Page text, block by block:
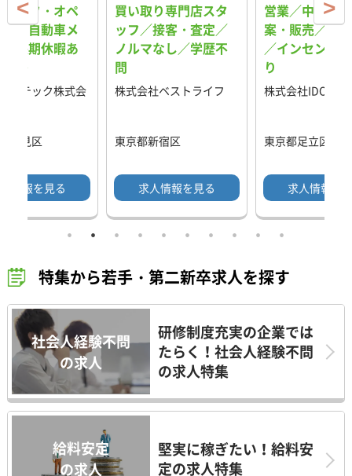
ッフ・オペ
／自動車メ
長期休暇あ
寮
・テック株式会
鶴見区
情報を見る
買い取り専門店スタ
ッフ／接客・査定／
ノルマなし／学歴不
問
株式会社ベストライフ
東京都新宿区
求人情報を見る
営業／中古車
案・販売／反
／インセンテ
り
株式会社IDOM
東京都足立区
求人情報を
特集から若手・第二新卒求人を探す
社会人経験不問
の求人
研修制度充実の企業では
たらく！社会人経験不問
の求人特集
給料安定
の求人
堅実に稼ぎたい！給料安
定の求人特集